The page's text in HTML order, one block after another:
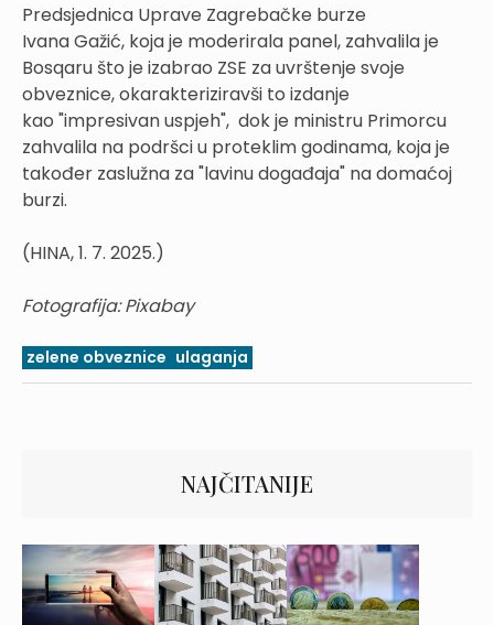
Predsjednica Uprave Zagrebačke burze
Ivana Gažić, koja je moderirala panel, zahvalila je
Bosqaru što je izabrao ZSE za uvrštenje svoje
obveznice, okarakteriziravši to izdanje
kao "impresivan uspjeh", dok je ministru Primorcu
zahvalila na podršci u proteklim godinama, koja je
također zaslužna za "lavinu događaja" na domaćoj
burzi.
(HINA, 1. 7. 2025.)
Fotografija: Pixabay
zelene obveznice ulaganja
NAJČITANIJE